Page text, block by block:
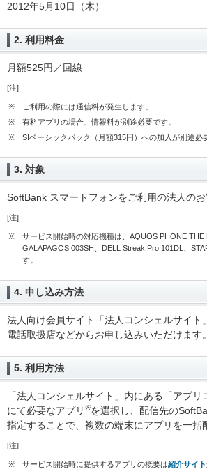
2012年5月10日（木）
2. 利用料金
月額525円／回線
[注]
※
ご利用の際には通信料が発生します。
※
有料アプリの場合、情報料が別途必要です。
※
S!ベーシックパック（月額315円）への加入が別途必
3. 対象
SoftBank スマートフォンをご利用の法人のお
[注]
※
サービス開始時の対応機種は、AQUOS PHONE THE
GALAPAGOS 003SH、DELL Streak Pro 101DL、
す。
4. 申し込み方法
法人向け会員サイト「法人コンシェルサイト
電話取扱店などからお申し込みいただけます。
5. 利用方法
「法人コンシェルサイト」内にある「アプ
にて必要なアプリ ※を選択し、配信先の
指定することで、複数の端末にアプリを一括
[注]
※ サービス開始時に提供するアプリの概要は紹介サイト